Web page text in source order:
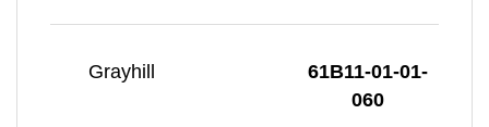
Grayhill
61B11-01-01-
060